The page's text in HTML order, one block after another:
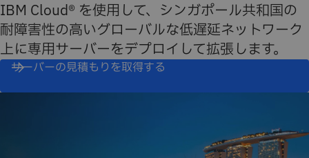
IBM Cloud® を使用して、シンガポール共和国の
耐障害性の高いグローバルな低遅延ネットワーク
上に専用サーバーをデプロイして拡張します。
サーバーの見積もりを取得する